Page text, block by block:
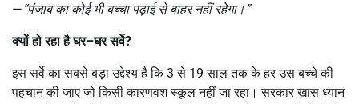
— “पंजाब का कोई भी बच्चा पढ़ाई से बाहर नहीं रहेगा।”
क्यों हो रहा है घर–घर सर्वे?
इस सर्वे का सबसे बड़ा उद्देश्य है कि 3 से 19 साल तक के हर उस बच्चे की
पहचान की जाए जो किसी कारणवश स्कूल नहीं जा रहा। सरकार खास ध्यान